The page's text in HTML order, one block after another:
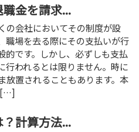
金を請求...
の会社においてその制度が設
職場を去る際にその支払いが行
的です。しかし、必ずしも支払
行われるとは限りません。時に
放置されることもあります。本
[…]
計算方法...